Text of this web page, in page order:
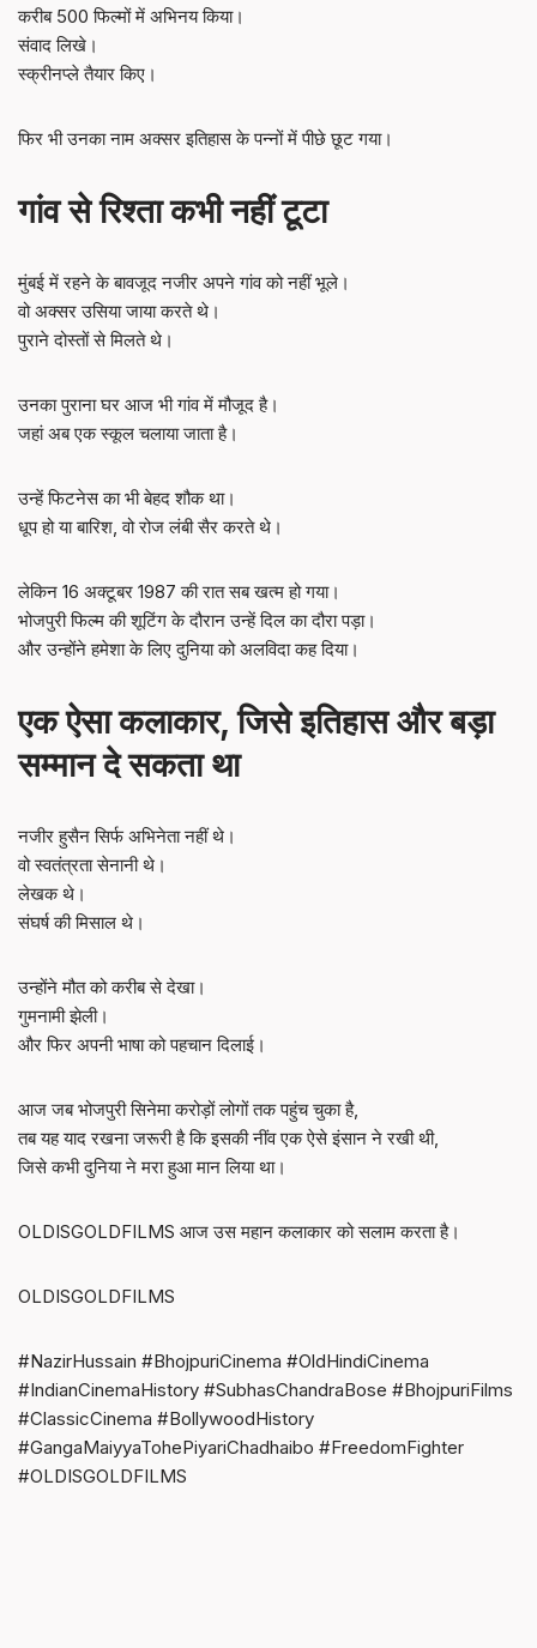
करीब 500 फिल्मों में अभिनय किया।
संवाद लिखे।
स्क्रीनप्ले तैयार किए।
फिर भी उनका नाम अक्सर इतिहास के पन्नों में पीछे छूट गया।
गांव से रिश्ता कभी नहीं टूटा
मुंबई में रहने के बावजूद नजीर अपने गांव को नहीं भूले।
वो अक्सर उसिया जाया करते थे।
पुराने दोस्तों से मिलते थे।
उनका पुराना घर आज भी गांव में मौजूद है।
जहां अब एक स्कूल चलाया जाता है।
उन्हें फिटनेस का भी बेहद शौक था।
धूप हो या बारिश, वो रोज लंबी सैर करते थे।
लेकिन 16 अक्टूबर 1987 की रात सब खत्म हो गया।
भोजपुरी फिल्म की शूटिंग के दौरान उन्हें दिल का दौरा पड़ा।
और उन्होंने हमेशा के लिए दुनिया को अलविदा कह दिया।
एक ऐसा कलाकार, जिसे इतिहास और बड़ा
सम्मान दे सकता था
नजीर हुसैन सिर्फ अभिनेता नहीं थे।
वो स्वतंत्रता सेनानी थे।
लेखक थे।
संघर्ष की मिसाल थे।
उन्होंने मौत को करीब से देखा।
गुमनामी झेली।
और फिर अपनी भाषा को पहचान दिलाई।
आज जब भोजपुरी सिनेमा करोड़ों लोगों तक पहुंच चुका है,
तब यह याद रखना जरूरी है कि इसकी नींव एक ऐसे इंसान ने रखी थी,
जिसे कभी दुनिया ने मरा हुआ मान लिया था।
OLDISGOLDFILMS आज उस महान कलाकार को सलाम करता है।
OLDISGOLDFILMS
#NazirHussain #BhojpuriCinema #OldHindiCinema
#IndianCinemaHistory #SubhasChandraBose #BhojpuriFilms
#ClassicCinema #BollywoodHistory
#GangaMaiyyaTohePiyariChadhaibo #FreedomFighter
#OLDISGOLDFILMS